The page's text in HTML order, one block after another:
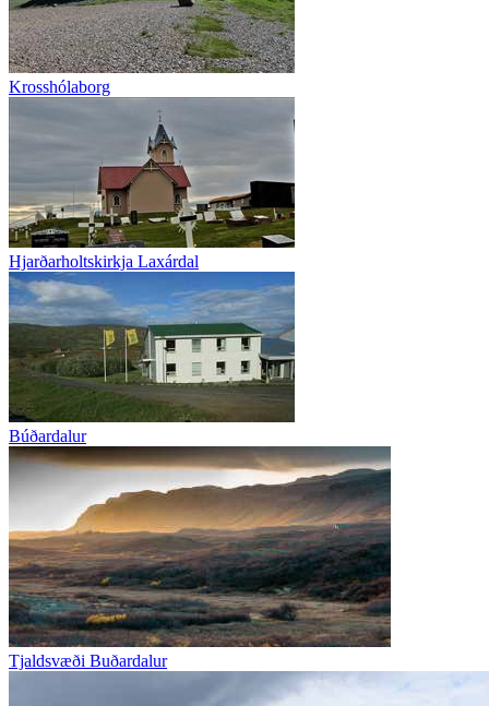
Krosshólaborg
Hjarðarholtskirkja Laxárdal
Búðardalur
Tjaldsvæði Buðardalur